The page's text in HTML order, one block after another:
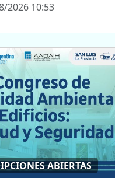
2026 10:53
ABIERTAS